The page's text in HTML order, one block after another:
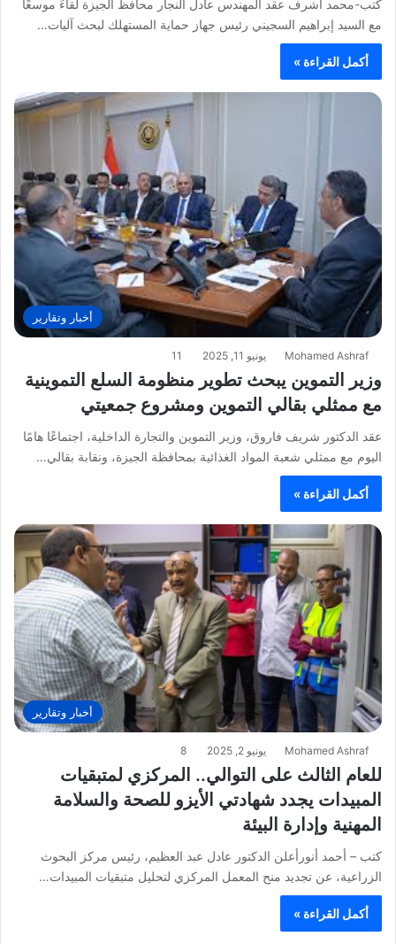
كتب-محمد أشرف عقد المهندس عادل النجار محافظ الجيزة لقاءً موسعًا
مع السيد إبراهيم السجيني رئيس جهاز حماية المستهلك لبحث آليات…
أكمل القراءة »
أخبار وتقارير
Mohamed Ashraf يونيو 11, 2025 11
وزير التموين يبحث تطوير منظومة السلع التموينية
مع ممثلي بقالي التموين ومشروع جمعيتي
عقد الدكتور شريف فاروق، وزير التموين والتجارة الداخلية، اجتماعًا هامًا
اليوم مع ممثلي شعبة المواد الغذائية بمحافظة الجيزة، ونقابة بقالي…
أكمل القراءة »
أخبار وتقارير
Mohamed Ashraf يونيو 2, 2025 8
للعام الثالث على التوالي.. المركزي لمتبقيات
المبيدات يجدد شهادتي الأيزو للصحة والسلامة
المهنية وإدارة البيئة
كتب – أحمد أنورأعلن الدكتور عادل عبد العظيم، رئيس مركز البحوث
الزراعية، عن تجديد منح المعمل المركزي لتحليل متبقيات المبيدات…
أكمل القراءة »